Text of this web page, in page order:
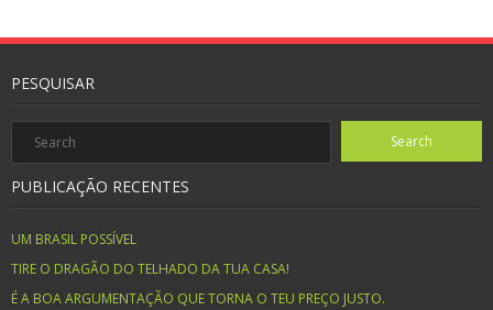
PESQUISAR
PUBLICAÇÃO RECENTES
UM BRASIL POSSÍVEL
TIRE O DRAGÃO DO TELHADO DA TUA CASA!
É A BOA ARGUMENTAÇÃO QUE TORNA O TEU PREÇO JUSTO.